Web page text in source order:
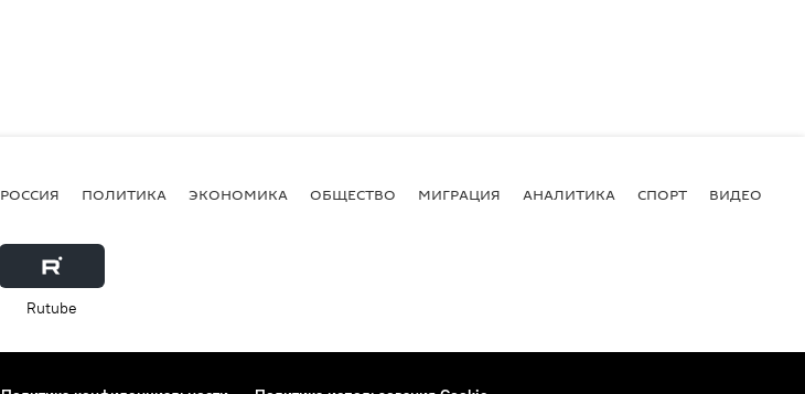
РОССИЯ ПОЛИТИКА ЭКОНОМИКА ОБЩЕСТВО МИГРАЦИЯ АНАЛИТИКА СПОРТ ВИДЕО
Rutube